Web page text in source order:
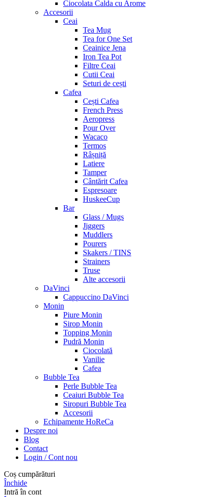
Ciocolata Calda cu Arome
Accesorii
Ceai
Tea Mug
Tea for One Set
Ceainice Jena
Iron Tea Pot
Filtre Ceai
Cutii Ceai
Seturi de cești
Cafea
Cești Cafea
French Press
Aeropress
Pour Over
Wacaco
Termos
Râșniță
Latiere
Tamper
Cântărit Cafea
Espresoare
HuskeeCup
Bar
Glass / Mugs
Jiggers
Muddlers
Pourers
Skakers / TINS
Strainers
Truse
Alte accesorii
DaVinci
Cappuccino DaVinci
Monin
Piure Monin
Sirop Monin
Topping Monin
Pudră Monin
Ciocolată
Vanilie
Cafea
Bubble Tea
Perle Bubble Tea
Ceaiuri Bubble Tea
Siropuri Bubble Tea
Accesorii
Echipamente HoReCa
Despre noi
Blog
Contact
Login / Cont nou
Coș cumpărături
Închide
Intră în cont